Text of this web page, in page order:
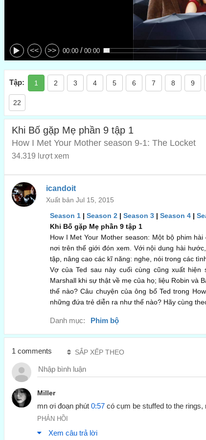
<< >> 00:00 / 00:00
Tập: 1 2 3 4 5 6 7 8 9
22
Khi Bố gặp Mẹ phần 9 tập 1
How I Met Your Mother season 9-1: The Locket
34.319 lượt xem
icandoit
Xuất bản Jul 15, 2015
Season 1| Season 2| Season 3| Season 4|
Khi Bố gặp Mẹ phần 9 tập 1
How I Met Your Mother season: Một bộ phim
nơi trên thế giới đón xem. Với nội dung hài
tập, nâng cao các kĩ năng: nghe, nói trong các
Vợ của Ted sau này cuối cùng cũng xuất
Marshall khi sự thật về mẹ của họ; liệu Robin và
thế nào? Câu chuyện của ông bố Ted trong
những đứa trẻ diễn ra như thế nào? Hãy cùng
Danh mục: Phim bộ
1 comments SẮP XẾP THEO
Miller
mn ơi đoạn phút 0:57 có cụm be stuffed to the rings,
PHẢN HỒI
Xem câu trả lời